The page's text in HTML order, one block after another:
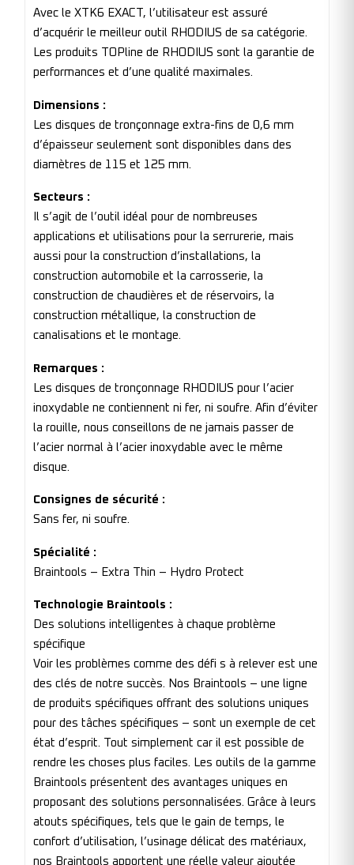
Avec le XTK6 EXACT, l’utilisateur est assuré
d’acquérir le meilleur outil RHODIUS de sa catégorie.
Les produits TOPline de RHODIUS sont la garantie de
performances et d’une qualité maximales.
Dimensions :
Les disques de tronçonnage extra-fins de 0,6 mm
d’épaisseur seulement sont disponibles dans des
diamètres de 115 et 125 mm.
Secteurs :
Il s’agit de l’outil idéal pour de nombreuses
applications et utilisations pour la serrurerie, mais
aussi pour la construction d’installations, la
construction automobile et la carrosserie, la
construction de chaudières et de réservoirs, la
construction métallique, la construction de
canalisations et le montage.
Remarques :
Les disques de tronçonnage RHODIUS pour l’acier
inoxydable ne contiennent ni fer, ni soufre. Afin d’éviter
la rouille, nous conseillons de ne jamais passer de
l’acier normal à l’acier inoxydable avec le même
disque.
Consignes de sécurité :
Sans fer, ni soufre.
Spécialité :
Braintools – Extra Thin – Hydro Protect
Technologie Braintools :
Des solutions intelligentes à chaque problème
spécifique
Voir les problèmes comme des défi s à relever est une
des clés de notre succès. Nos Braintools – une ligne
de produits spécifiques offrant des solutions uniques
pour des tâches spécifiques – sont un exemple de cet
état d’esprit. Tout simplement car il est possible de
rendre les choses plus faciles. Les outils de la gamme
Braintools présentent des avantages uniques en
proposant des solutions personnalisées. Grâce à leurs
atouts spécifiques, tels que le gain de temps, le
confort d’utilisation, l’usinage délicat des matériaux,
nos Braintools apportent une réelle valeur ajoutée